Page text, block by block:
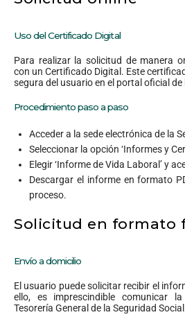
Uso del Certificado Digital
Para realizar la solicitud de manera
con un Certificado Digital. Este
segura del usuario en el portal oficial de
Procedimiento paso a paso
Acceder a la sede electrónica de la
Seleccionar la opción ‘Informes y
Elegir ‘Informe de Vida Laboral’ y
Descargar el informe en formato
proceso.
Solicitud en formato
Envío a domicilio
El usuario puede solicitar recibir el
ello, es imprescindible comunicar
Tesorería General de la Seguridad